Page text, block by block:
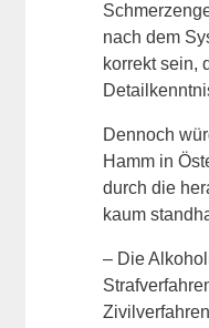
nach dem
korrekt sein,
Dennoch
Hamm in
durch die
kaum
– Die